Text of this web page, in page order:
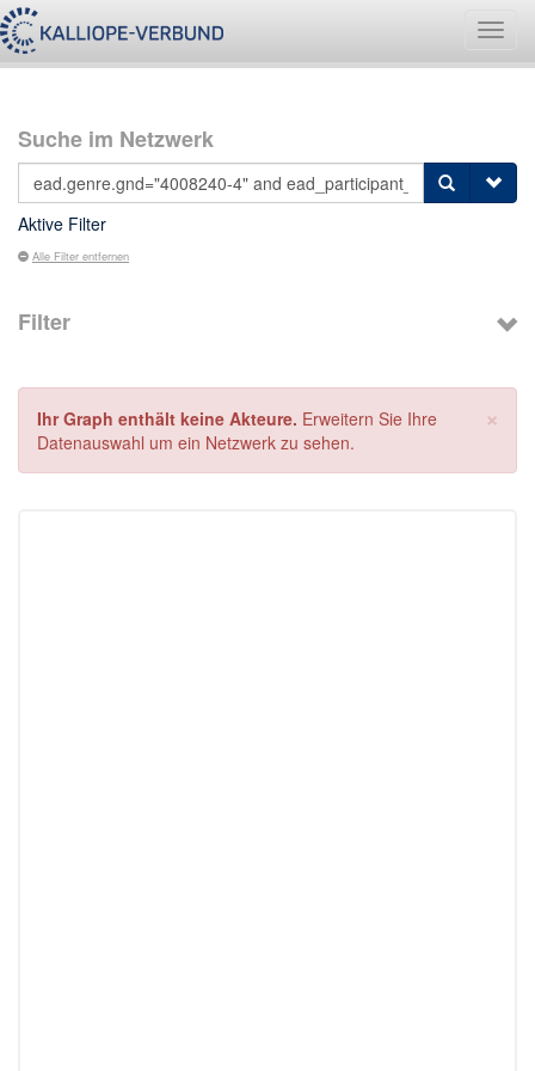
Suche im Netzwerk
Aktive Filter
Alle Filter entfernen
Filter
×
Ihr Graph enthält keine Akteure. Erweitern Sie Ihre
Datenauswahl um ein Netzwerk zu sehen.